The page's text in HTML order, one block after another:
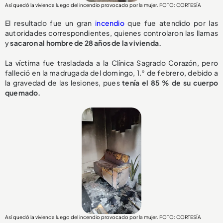
Así quedó la vivienda luego del incendio provocado por la mujer. FOTO: CORTESÍA
El resultado fue un gran incendioque fue atendido por las
autoridades correspondientes, quienes controlaron las llamas
ysacaron al hombre de 28 años de la vivienda.
La víctima fue trasladada a la Clínica Sagrado Corazón, pero
falleció en la madrugada del domingo, 1.° de febrero, debido a
la gravedad de las lesiones, puestenía el 85 % de su cuerpo
quemado.
Así quedó la vivienda luego del incendio provocado por la mujer. FOTO: CORTESÍA